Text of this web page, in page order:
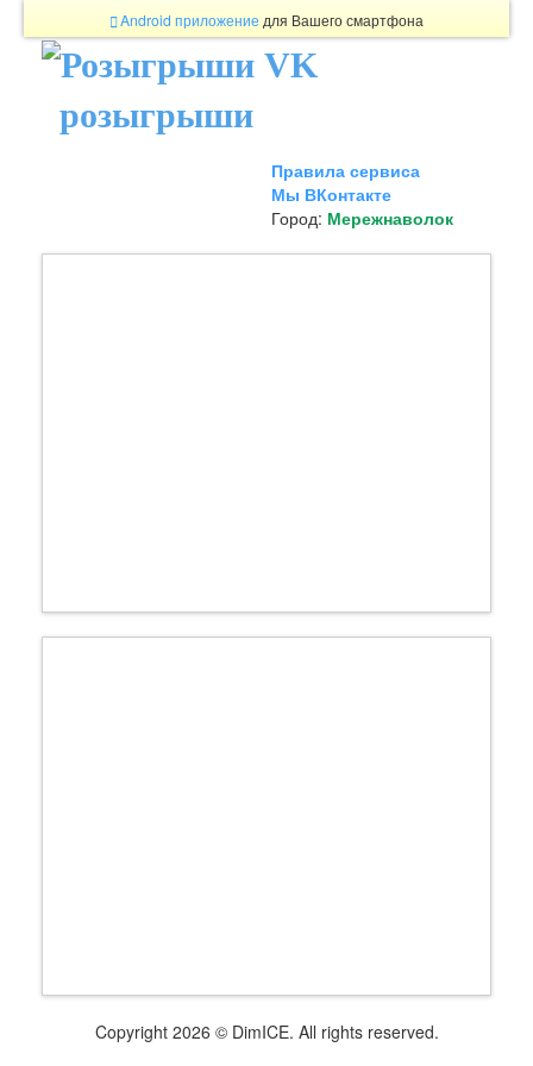
Android приложение для Вашего смартфона
розыгрыши
Правила сервиса
Мы ВКонтакте
Город: Мережнаволок
Copyright 2026 © DimICE. All rights reserved.